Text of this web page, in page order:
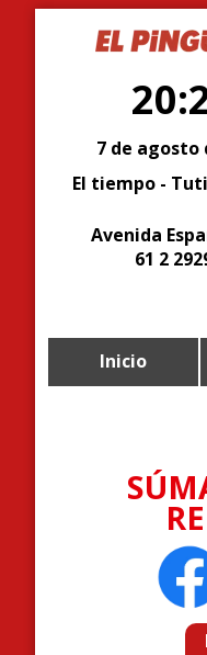
7 de agosto
El tiempo -
Avenida
61 2
Inicio